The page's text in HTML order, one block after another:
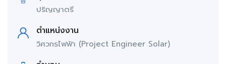
ปริญญาตรี
ตำแหน่งงาน
วิศวกรไฟฟ้า (Project Engineer Solar)